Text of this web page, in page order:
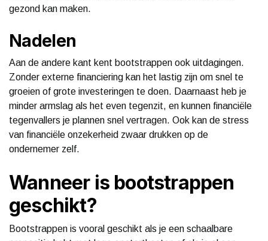
gezond kan maken.
Nadelen
Aan de andere kant kent bootstrappen ook uitdagingen.
Zonder externe financiering kan het lastig zijn om snel te
groeien of grote investeringen te doen. Daarnaast heb je
minder armslag als het even tegenzit, en kunnen financiële
tegenvallers je plannen snel vertragen. Ook kan de stress
van financiële onzekerheid zwaar drukken op de
ondernemer zelf.
Wanneer is bootstrappen
geschikt?
Bootstrappen is vooral geschikt als je een schaalbare